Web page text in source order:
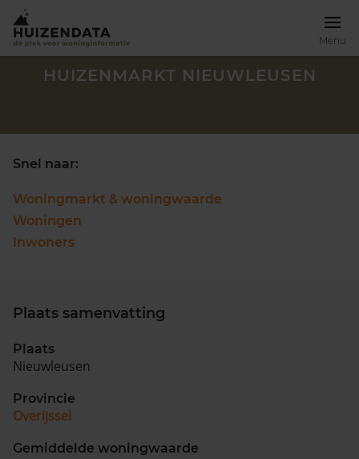
Menu
Zoek een woning
088 220 4200
Maandag t/m vrijdag - 08:00 -18:00
HUIZENMARKT NIEUWLEUSEN
Snel naar:
Woningmarkt & woningwaarde
Woningen
Inwoners
Plaats samenvatting
Plaats
Nieuwleusen
Provincie
Overijssel
Gemiddelde woningwaarde